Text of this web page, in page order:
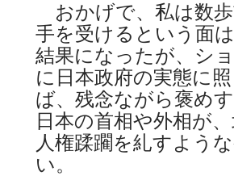
おかげで、私は数
手を受けるという面
結果になったが、シ
に日本政府の実態に
ば、残念ながら褒め
日本の首相や外相が
人権蹂躙を糺すよう
い。